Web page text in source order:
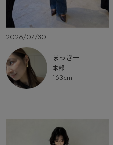
2026/07/30
まっきー
本部
163cm